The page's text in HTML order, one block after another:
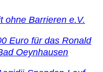
ohne Barrieren e.V.
Euro für das Ronald
Oeynhausen